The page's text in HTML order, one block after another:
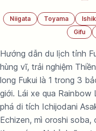
Niigata Toyama
Gifu
Hướng dẫn du lịch tỉnh
hùng vĩ, trải nghiệm
long Fukui là 1 trong 3
giới. Lái xe qua Rainbow
phá di tích Ichijodani
Echizen, mì oroshi